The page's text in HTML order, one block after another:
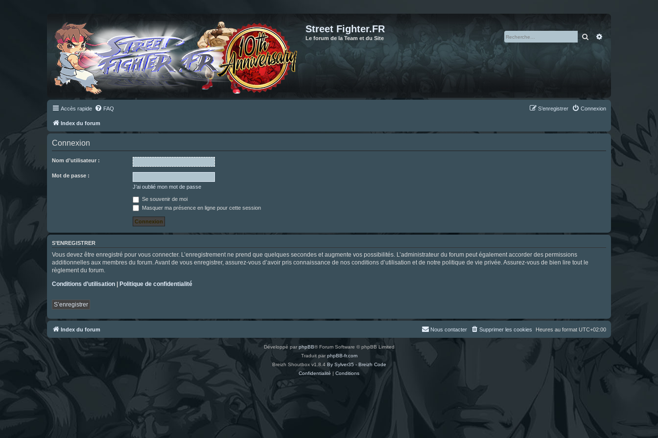
Street Fighter.FR
Le forum de la Team et du Site Rechercher
Accès rapide FAQ Connexion
S’enregistrer
Index du forum
Connexion
Nom d’utilisateur :
Mot de passe :
J’ai oublié mon mot de passe
Se souvenir de moi
Masquer ma présence en ligne pour cette session
S’ENREGISTRER
Vous devez être enregistré pour vous connecter. L’enregistrement ne prend que quelques secondes et augmente vos possibilités. L’administrateur du forum peut également accorder des permissions
additionnelles aux membres du forum. Avant de vous enregistrer, assurez-vous d’avoir pris connaissance de nos conditions d’utilisation et de notre politique de vie privée. Assurez-vous de bien lire tout le
règlement du forum.
Conditions d’utilisation | Politique de confidentialité
S’enregistrer
Index du forum Heures au format UTC+02:00
Supprimer les cookies
Nous contacter
Développé par phpBB® Forum Software © phpBB Limited
Traduit parphpBB-fr.com
Breizh Shoutbox v1.8.4 By Sylver35 - Breizh Code
Confidentialité | Conditions